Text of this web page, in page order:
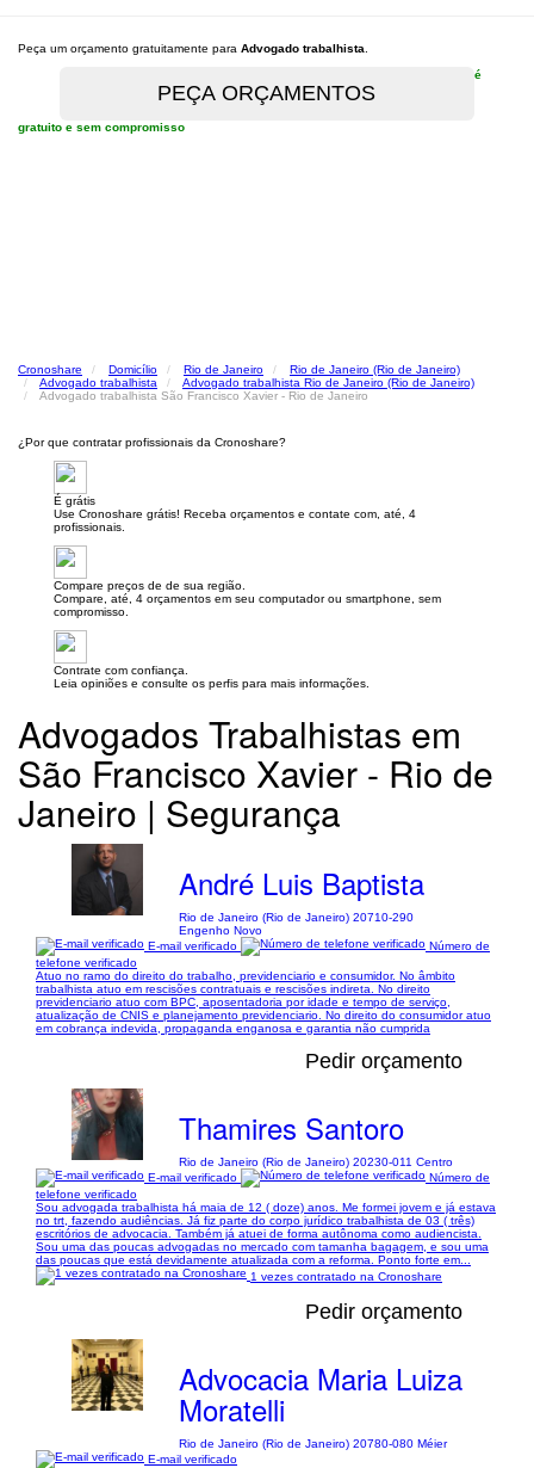
Peça um orçamento gratuitamente para Advogado trabalhista
é
gratuito e sem compromisso
Cronoshare Domicílio Rio de Janeiro
Rio de Janeiro (Rio de Janeiro)
Advogado trabalhista
Advogado trabalhista Rio de Janeiro (Rio de Janeiro)
Advogado trabalhista São Francisco Xavier - Rio de Janeiro
¿Por que contratar profissionais da Cronoshare?
É grátis
Use Cronoshare grátis! Receba orçamentos e contate com, até, 4
profissionais.
Compare preços de de sua região.
Compare, até, 4 orçamentos em seu computador ou smartphone, sem
compromisso.
Contrate com confiança.
Leia opiniões e consulte os perfis para mais informações.
Advogados Trabalhistas em
São Francisco Xavier - Rio de
Janeiro | Segurança
André Luis Baptista
Rio de Janeiro (Rio de Janeiro) 20710-290
Engenho Novo
E-mail verificado
Número de
telefone verificado
Atuo no ramo do direito do trabalho, previdenciario e consumidor. No âmbito
trabalhista atuo em rescisões contratuais e rescisões indireta. No direito
previdenciario atuo com BPC, aposentadoria por idade e tempo de serviço,
atualização de CNIS e planejamento previdenciario. No direito do consumidor atuo
em cobrança indevida, propaganda enganosa e garantia não cumprida
Pedir orçamento
Thamires Santoro
Rio de Janeiro (Rio de Janeiro) 20230-011 Centro
E-mail verificado
Número de
telefone verificado
Sou advogada trabalhista há maia de 12 ( doze) anos. Me formei jovem e já estava
no trt, fazendo audiências. Já fiz parte do corpo jurídico trabalhista de 03 ( três)
escritórios de advocacia. Também já atuei de forma autônoma como audiencista.
Sou uma das poucas advogadas no mercado com tamanha bagagem, e sou uma
das poucas que está devidamente atualizada com a reforma. Ponto forte em...
1 vezes contratado na Cronoshare
Pedir orçamento
Advocacia Maria Luiza
Moratelli
Rio de Janeiro (Rio de Janeiro) 20780-080 Méier
E-mail verificado